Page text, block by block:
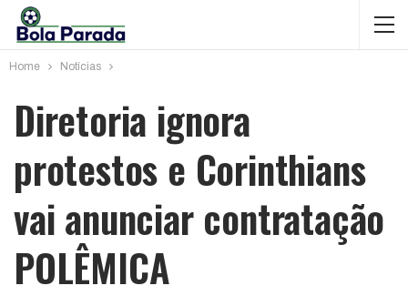
Home Notícias
Diretoria ignora
protestos e Corinthians
vai anunciar contratação
POLÊMICA